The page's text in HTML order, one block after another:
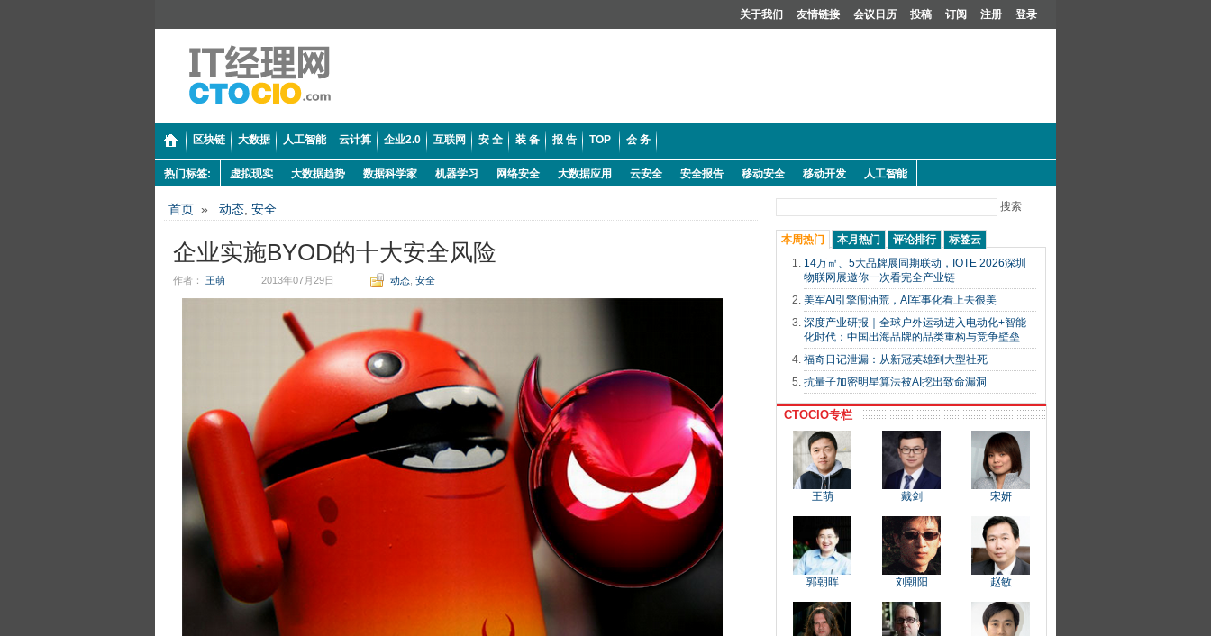
关于我们 友情链接 会议日历 投稿 订阅 注册 登录
区块链 大数据 人工智能 云计算 企业2.0 互联网 安 全 装 备 报 告 TOP 会 务
热门标签: 虚拟现实 大数据趋势 数据科学家 机器学习 网络安全 大数据应用 云安全 安全报告 移动安全 移动开发 人工智能
首页 » 动态 安全
企业实施BYOD的十大安全风险
作者： 王萌 2013年07月29日 动态 安全
搜索
本周热门 本月热门 评论排行
标签云
14万㎡、5大品牌展同期联动，IOTE 2026深圳
物联网展邀你一次看完全产业链
美军AI引擎闹油荒，AI军事化看上去很美
深度产业研报｜全球户外运动进入电动化+智能
化时代：中国出海品牌的品类重构与竞争壁垒
福奇日记泄漏：从新冠英雄到大型社死
抗量子加密明星算法被AI挖出致命漏洞
CTOCIO专栏
王萌 戴剑 宋妍
郭朝晖 刘朝阳 赵敏